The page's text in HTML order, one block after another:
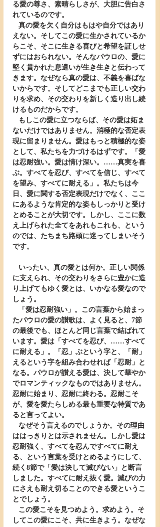
る愛の尊さ、素晴らしさが、大胆に告白さ
れているのです。
えない。そしてこの愛に生かされているか
らこそ、そこに生きる喜びと希望を証しせ
ずにはおられない。そんなパウロの、愛に
堅く貫かれた息遣いが生き生きと伝わって
きます。なぜなら真の愛は、不義を喜ばな
いからです。そしてどこまでも正しい交わ
りを求め、その交わりを新しく造り出し続
けるものだからです。
ないだけではありません。消極的な否定表
現に留まりません。愛はもっと積極的な姿
として、私たちを力づけるはずです。「愛
は忍耐強い。愛は情け深い。……真実を喜
ぶ。すべてを忍び、すべてを信じ、すべて
を望み、すべてに耐える」。私たちは今
日、愛に関する否定表現だけでなく、ここ
にあるような肯定的な姿もしっかりと受け
とめることが大切です。しかし、ここに数
え上げられた全てをあれもこれも、という
のでは、たちまち路頭に迷ってしまいそう
です。
に支えられ、その交わりをさらに豊かに造
り上げてもゆく愛とは、いかなる愛なので
しょう。
たパウロの愛の讃歌は、よく見ると、7節
の最後でも、ほとんど同じ言葉で結ばれて
います。愛は「すべてを忍び、……すべて
に耐える」。「忍」ぶという字と、「耐」
えるという字を組み合わせれば「忍耐」と
なる。パウロが讃える愛は、決して華やか
でロマンティックなものではありません。
忍耐に始まり、忍耐に終わる。忍耐こそ
が、愛を愛たらしめる最も重要な特質であ
ると言ってよい。
ははっきりとは示されません。しかし愛は
忍耐強く、すべてを忍んですべてに耐え
る、という言葉を受けとめるようにして、
続く8節で「愛は決して滅びない」と断言
しました。すべてに耐え抜く愛。滅びの力
にさえも耐え切ることのできる愛というこ
とでしょう。
してこの愛にこそ、共に生きよう。なぜな